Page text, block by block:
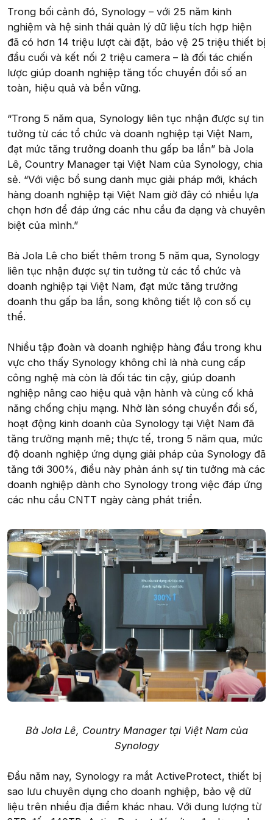
Trong bối cảnh đó, Synology – với 25 năm kinh
nghiệm và hệ sinh thái quản lý dữ liệu tích hợp hiện
đã có hơn 14 triệu lượt cài đặt, bảo vệ 25 triệu thiết bị
đầu cuối và kết nối 2 triệu camera – là đối tác chiến
lược giúp doanh nghiệp tăng tốc chuyển đổi số an
toàn, hiệu quả và bền vững.
“Trong 5 năm qua, Synology liên tục nhận được sự tin
tưởng từ các tổ chức và doanh nghiệp tại Việt Nam,
đạt mức tăng trưởng doanh thu gấp ba lần” bà Jola
Lê, Country Manager tại Việt Nam của Synology, chia
sẻ. “Với việc bổ sung danh mục giải pháp mới, khách
hàng doanh nghiệp tại Việt Nam giờ đây có nhiều lựa
chọn hơn để đáp ứng các nhu cầu đa dạng và chuyên
biệt của mình.”
Bà Jola Lê cho biết thêm trong 5 năm qua, Synology
liên tục nhận được sự tin tưởng từ các tổ chức và
doanh nghiệp tại Việt Nam, đạt mức tăng trưởng
doanh thu gấp ba lần, song không tiết lộ con số cụ
thể.
Nhiều tập đoàn và doanh nghiệp hàng đầu trong khu
vực cho thấy Synology không chỉ là nhà cung cấp
công nghệ mà còn là đối tác tin cậy, giúp doanh
nghiệp nâng cao hiệu quả vận hành và củng cố khả
năng chống chịu mạng. Nhờ làn sóng chuyển đổi số,
hoạt động kinh doanh của Synology tại Việt Nam đã
tăng trưởng mạnh mẽ; thực tế, trong 5 năm qua, mức
độ doanh nghiệp ứng dụng giải pháp của Synology đã
tăng tới 300%, điều này phản ánh sự tin tưởng mà các
doanh nghiệp dành cho Synology trong việc đáp ứng
các nhu cầu CNTT ngày càng phát triển.
Bà Jola Lê, Country Manager tại Việt Nam của
Synology
Đầu năm nay, Synology ra mắt ActiveProtect, thiết bị
sao lưu chuyên dụng cho doanh nghiệp, bảo vệ dữ
liệu trên nhiều địa điểm khác nhau. Với dung lượng từ